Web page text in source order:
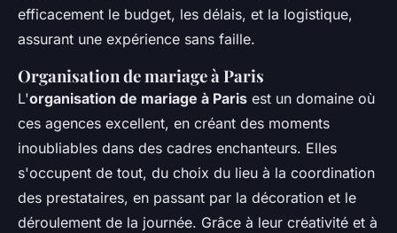
efficacement le budget, les délais, et la logistique,
assurant une expérience sans faille.
Organisation de mariage à Paris
L'organisation de mariage à Paris est un domaine où
ces agences excellent, en créant des moments
inoubliables dans des cadres enchanteurs. Elles
s'occupent de tout, du choix du lieu à la coordination
des prestataires, en passant par la décoration et le
déroulement de la journée. Grâce à leur créativité et à